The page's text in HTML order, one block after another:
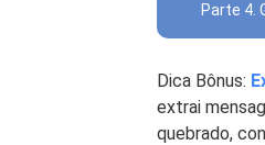
Parte 4.
Dica Bônus:
extrai
quebrado,